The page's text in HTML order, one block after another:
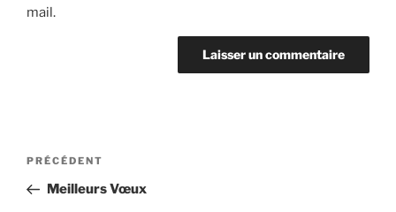
mail.
Navigation
l’article
Article
précédent
PRÉCÉDENT
Meilleurs Vœux